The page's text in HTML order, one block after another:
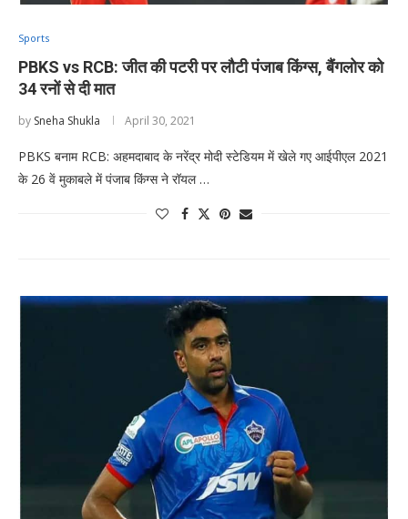
Sports
PBKS vs RCB: जीत की पटरी पर लौटी पंजाब किंग्स, बैंगलोर को
34 रनों से दी मात
by Sneha Shukla April 30, 2021
PBKS बनाम RCB: अहमदाबाद के नरेंद्र मोदी स्टेडियम में खेले गए आईपीएल 2021
के 26 वें मुकाबले में पंजाब किंग्स ने रॉयल …